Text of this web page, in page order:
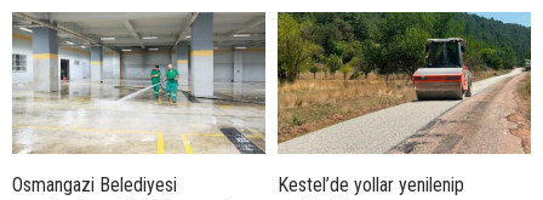
Osmangazi Belediyesi
Kestel’de yollar yenilenip